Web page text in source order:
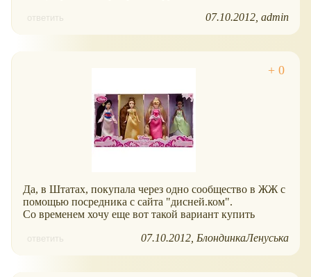
ответить 07.10.2012 admin
Да, в Штатах, покупала через одно сообщество в ЖЖ с
помощью посредника с сайта "дисней.ком".
Со временем хочу еще вот такой вариант купить
ответить 07.10.2012 БлондинкаЛенуська